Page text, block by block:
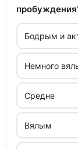
Бодрым и
Немного
Средне
Вялым